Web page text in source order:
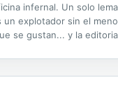
infernal. Un solo
un explotador sin el
se gustan... y la